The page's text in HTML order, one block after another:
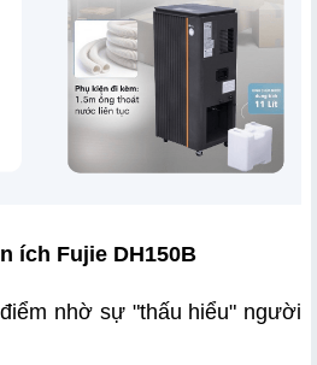
ích Fujie DH150B
nhờ sự "thấu hiểu" người